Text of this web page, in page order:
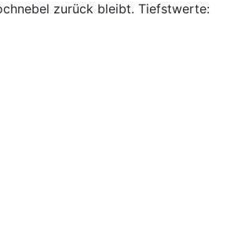
zurück bleibt. Tiefstwerte: